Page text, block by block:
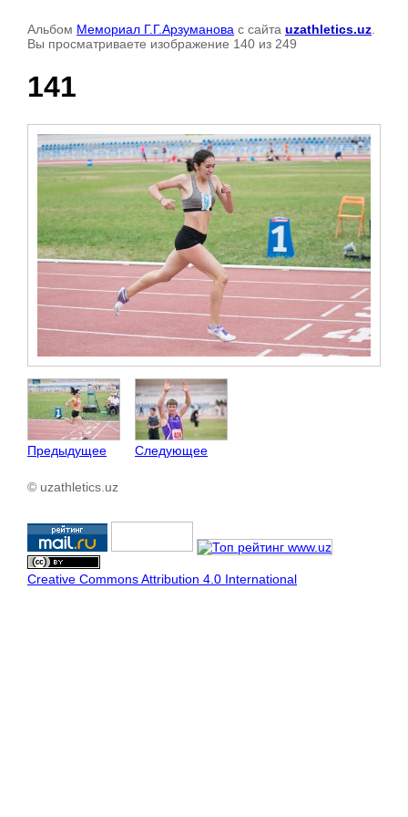
Альбом Мемориал Г.Г.Арзуманова с сайта uzathletics.uz
Вы просматриваете изображение 140 из 249
141
Предыдущее Следующее
© uzathletics.uz
Creative Commons Attribution 4.0 International